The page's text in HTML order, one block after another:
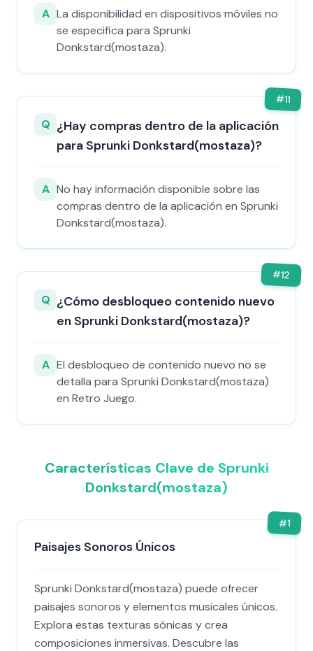
A La disponibilidad en dispositivos móviles no
se especifica para Sprunki
Donkstard(mostaza).
#11
Q ¿Hay compras dentro de la aplicación
para Sprunki Donkstard(mostaza)?
A No hay información disponible sobre las
compras dentro de la aplicación en Sprunki
Donkstard(mostaza).
#12
Q ¿Cómo desbloqueo contenido nuevo
en Sprunki Donkstard(mostaza)?
A El desbloqueo de contenido nuevo no se
detalla para Sprunki Donkstard(mostaza)
en Retro Juego.
Características Clave de Sprunki
Donkstard(mostaza)
#1
Paisajes Sonoros Únicos
Sprunki Donkstard(mostaza) puede ofrecer
paisajes sonoros y elementos musicales únicos.
Explora estas texturas sónicas y crea
composiciones inmersivas. Descubre las